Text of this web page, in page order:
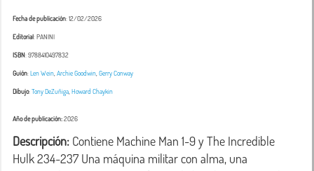
Fecha de publicación: 12/02/2026
Editorial: PANINI
ISBN: 9788410497832
Guión:Len Wein Archie Goodwin Gerry Conway
Dibujo:Tony DeZuñiga Howard Chaykin
Año de publicación:2026
Descripción: Contiene Machine Man 1-9 y The Incredible
Hulk 234-237 Una máquina militar con alma, una